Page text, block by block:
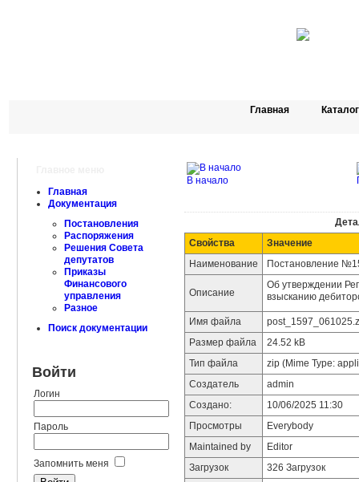
Главная
Главная
Документация
Постановления
Распоряжения
Решения Совета
депутатов
Приказы
Финансового
управления
Разное
Поиск документации
Войти
Логин
Пароль
Запомнить меня
В начало
Свойства
Значение
Наименование
Постановление
Описание
Об утверждении
взысканию
Имя файла
Размер файла
24.52 kB
Тип файла
zip (Mime Type:
Создатель
admin
Создано:
10/06/2025 11:30
Просмотры
Everybody
Maintained by
Editor
Загрузок
326 Загрузок